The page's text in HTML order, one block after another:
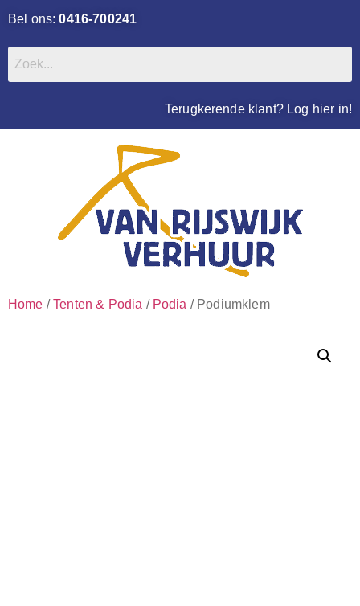
Bel ons:0416-700241
Terugkerende klant? Log hier in!
Home /Tenten & Podia / Podia / Podiumklem